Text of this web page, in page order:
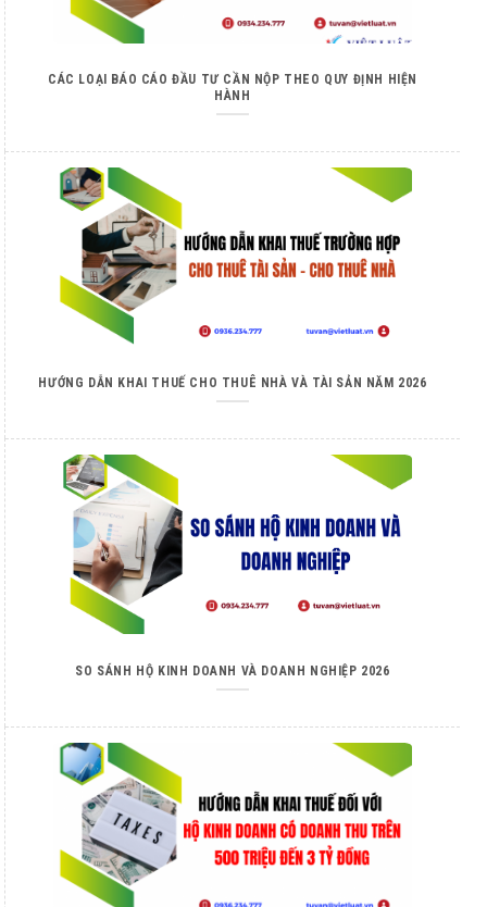
CÁC LOẠI BÁO CÁO ĐẦU TƯ CẦN NỘP THEO QUY ĐỊNH HIỆN
HÀNH
HƯỚNG DẪN KHAI THUẾ CHO THUÊ NHÀ VÀ TÀI SẢN NĂM 2026
SO SÁNH HỘ KINH DOANH VÀ DOANH NGHIỆP 2026